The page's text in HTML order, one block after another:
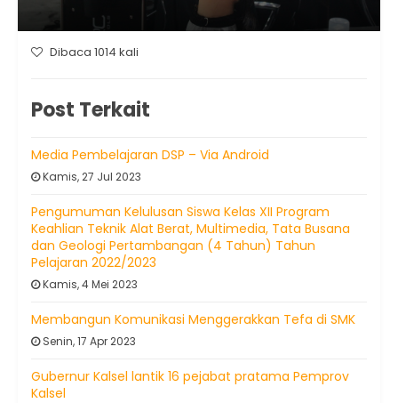
Dibaca 1014 kali
Post Terkait
Media Pembelajaran DSP – Via Android
Kamis, 27 Jul 2023
Pengumuman Kelulusan Siswa Kelas XII Program
Keahlian Teknik Alat Berat, Multimedia, Tata Busana
dan Geologi Pertambangan (4 Tahun) Tahun
Pelajaran 2022/2023
Kamis, 4 Mei 2023
Membangun Komunikasi Menggerakkan Tefa di SMK
Senin, 17 Apr 2023
Gubernur Kalsel lantik 16 pejabat pratama Pemprov
Kalsel